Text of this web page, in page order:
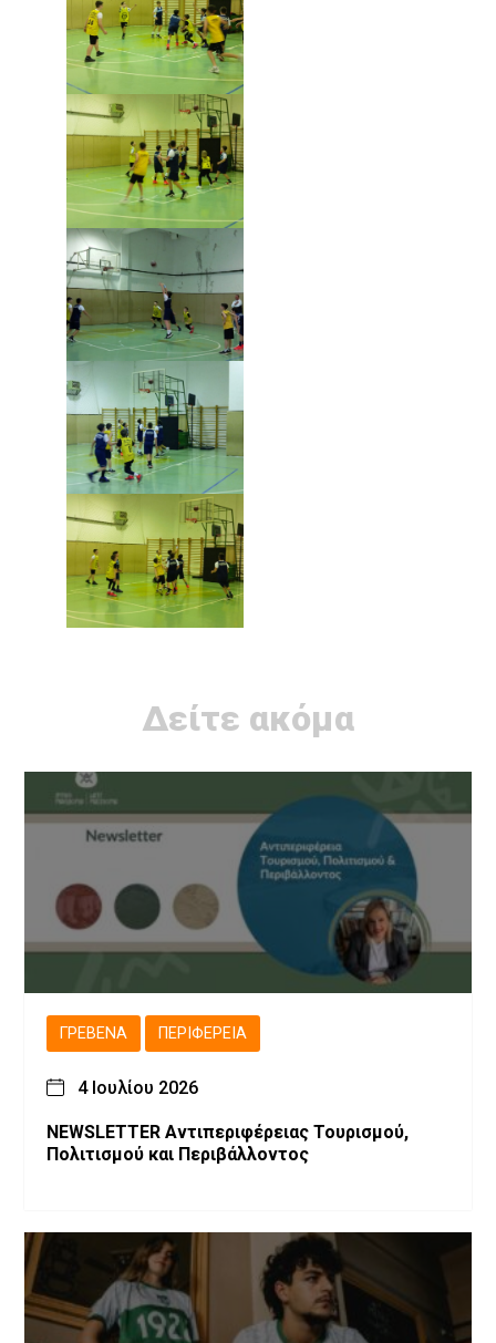
Δείτε ακόμα
ΓΡΕΒΕΝΆ ΠΕΡΙΦΈΡΕΙΑ
4 Ιουλίου 2026
NEWSLETTER Αντιπεριφέρειας Τουρισμού,
Πολιτισμού και Περιβάλλοντος